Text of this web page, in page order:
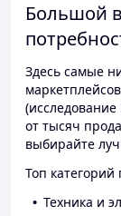
Большой
Здесь самые
от тысяч
выбирайте
Топ категорий
Техника и